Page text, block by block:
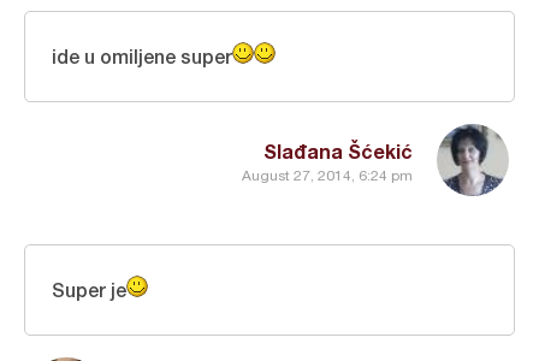
Slađana Šćekić
August 27, 2014, 6:24 pm
ide u omiljene super
Super je